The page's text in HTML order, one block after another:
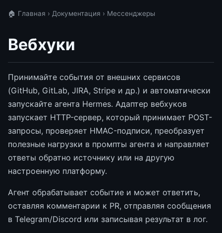
🏠 Главная › Документация › Мессенджеры
Вебхуки
Принимайте события от внешних сервисов
(GitHub, GitLab, JIRA, Stripe и др.) и автоматически
запускайте агента Hermes. Адаптер вебхуков
запускает HTTP-сервер, который принимает POST-
запросы, проверяет HMAC-подписи, преобразует
полезные нагрузки в промпты агента и направляет
ответы обратно источнику или на другую
настроенную платформу.
Агент обрабатывает событие и может ответить,
оставляя комментарии к PR, отправляя сообщения
в Telegram/Discord или записывая результат в лог.